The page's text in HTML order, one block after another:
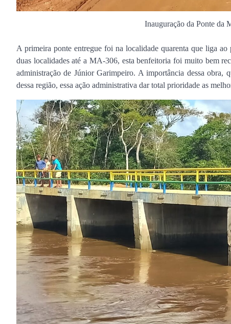
Inauguração da Ponte da
A primeira ponte entregue foi na localidade quarenta que liga
duas localidades até a MA-306, esta benfeitoria foi muito bem
administração de Júnior Garimpeiro. A importância dessa
dessa região, essa ação administrativa dar total prioridade as